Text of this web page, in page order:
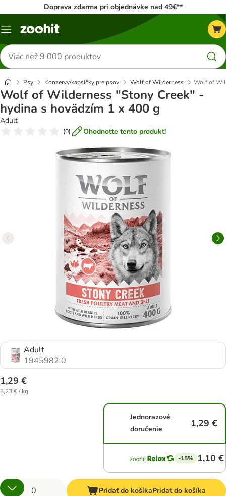
Doprava zdarma pri objednávke nad 49€**
Kategórie
Hľadať
produkty
Psy Konzervy/kapsičky pre psov Wolf of Wilderness Wolf of
Wolf of Wilderness "Stony Creek" -
hydina s hovädzím 1 x 400 g
Adult
(0) Ohodnoťte tento produkt!
Adult
1945982.0
1,29 €
3,23 € / kg
Jednorazové
doručenie
1,29 €
-15% 1,10 €
Pridať do košíkaPridať do košíka